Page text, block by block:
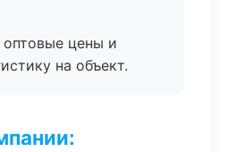
цены и
на объект.